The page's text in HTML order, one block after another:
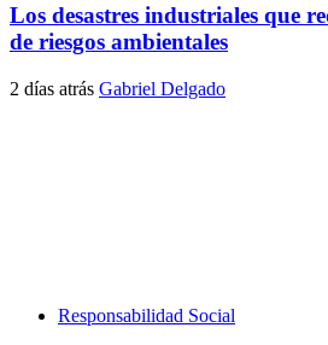
Los desastres industriales que
de riesgos ambientales
2 días atrás Gabriel Delgado
Responsabilidad Social